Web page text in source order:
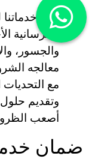
تمتد
الخرسانية
والجسور،
معالجه
مع
وتقديم
أصعب
ضمان